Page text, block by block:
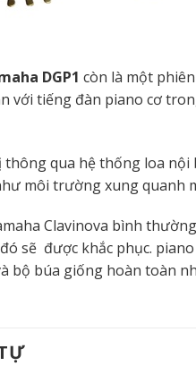
DGP1 còn là một
với tiếng đàn piano cơ
qua hệ thống loa
môi trường xung quanh
Clavinova bình
sẽ được khắc phục.
bộ búa giống hoàn toàn